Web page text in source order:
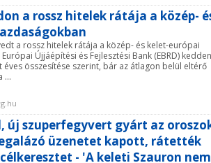
a rossz hitelek rátája a közép-
a rossz hitelek rátája a közép- és kelet-európai
Újjáépítési és Fejlesztési Bank (EBRD) kedden
összesítése szerint, bár az átlagon belül eltérő
...
új szuperfegyvert gyárt az
üzenetet kapott, rátették
- 'A keleti Szauron nem